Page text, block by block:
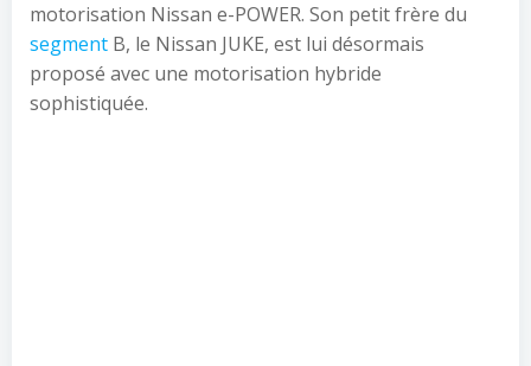
motorisation Nissan e-POWER. Son petit frère du
segment B, le Nissan JUKE, est lui désormais
proposé avec une motorisation hybride
sophistiquée.